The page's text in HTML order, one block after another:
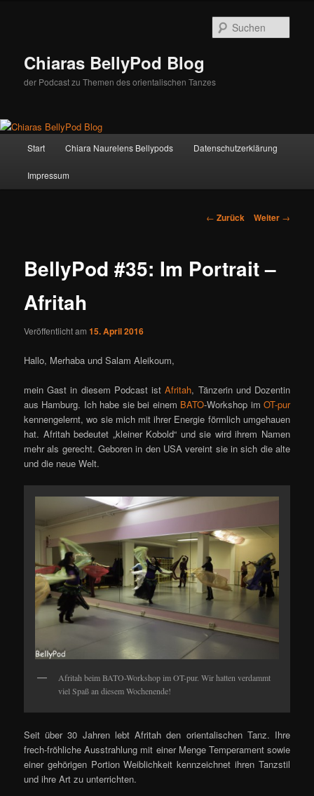
Chiaras BellyPod Blog
der Podcast zu Themen des orientalischen Tanzes
Start Chiara Naurelens Bellypods Datenschutzerklärung
Impressum
Beitrags-
← Zurück Weiter →
BellyPod #35: Im Portrait –
Afritah
Veröffentlicht am15. April 2016
Hallo, Merhaba und Salam Aleikoum,
mein Gast in diesem Podcast istAfritah, Tänzerin und Dozentin
aus Hamburg. Ich habe sie bei einem BATO-Workshop im OT-pur
kennengelernt, wo sie mich mit ihrer Energie förmlich umgehauen
hat. Afritah bedeutet „kleiner Kobold“ und sie wird ihrem Namen
mehr als gerecht. Geboren in den USA vereint sie in sich die alte
und die neue Welt.
Afritah beim BATO-Workshop im OT-pur. Wir hatten verdammt
viel Spaß an diesem Wochenende!
Seit über 30 Jahren lebt Afritah den orientalischen Tanz. Ihre
frech-fröhliche Ausstrahlung mit einer Menge Temperament sowie
einer gehörigen Portion Weiblichkeit kennzeichnet ihren Tanzstil
und ihre Art zu unterrichten.